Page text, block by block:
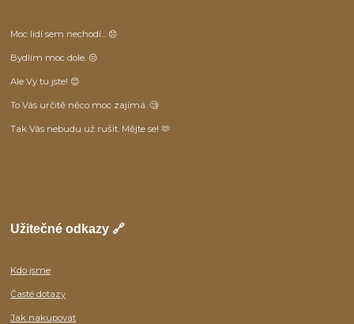
Moc lidí sem nechodí... 😞
Bydlím moc dole. 😒
Ale Vy tu jste! 😊
To Vás určitě něco moc zajímá. 🧐
Tak Vás nebudu už rušit. Mějte se! 🫶
Užitečné odkazy 🔗
Kdo jsme
Časté dotazy
Jak nakupovat